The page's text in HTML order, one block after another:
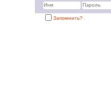
Запомнить?